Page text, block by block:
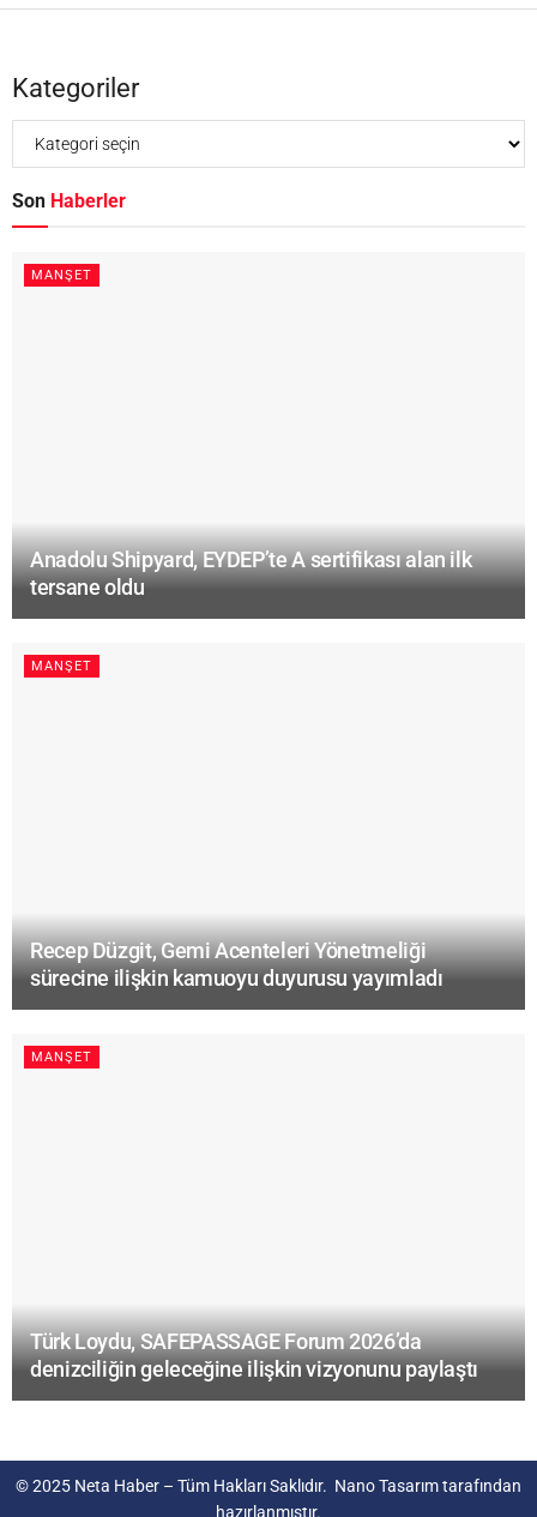
Kategoriler
Son Haberler
MANŞET
Anadolu Shipyard, EYDEP’te A sertifikası alan ilk
tersane oldu
MANŞET
Recep Düzgit, Gemi Acenteleri Yönetmeliği
sürecine ilişkin kamuoyu duyurusu yayımladı
MANŞET
Türk Loydu, SAFEPASSAGE Forum 2026’da
denizciliğin geleceğine ilişkin vizyonunu paylaştı
© 2025 Neta Haber – Tüm Hakları Saklıdır. Nano Tasarımtarafından
hazırlanmıştır.